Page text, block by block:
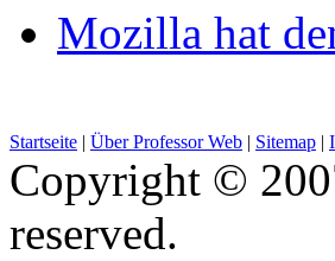
Mozilla hat
Startseite | Über Professor Web | Sitemap |
Copyright ©
reserved.